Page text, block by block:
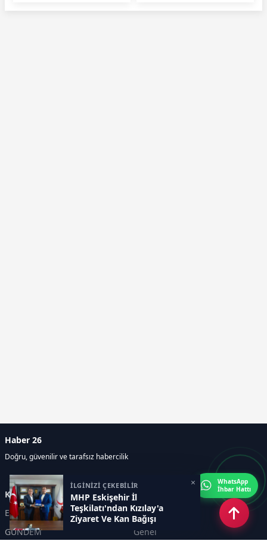
İLGİNİZİ ÇEKEBİLİR
MHP Eskişehir İl
Teşkilatı'ndan Kızılay'a
Ziyaret Ve Kan Bağışı
×
Haber 26
Doğru, güvenilir ve tarafsız habercilik
Kategoriler
Eskişehir
SPOR
GÜNDEM
Genel
WhatsApp
İhbar Hattı